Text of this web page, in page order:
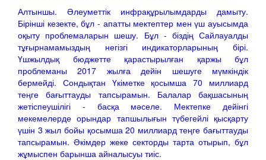
Алтыншы. Әлеуметтік инфрақұрылымдарды дамыту.
Бірінші кезекте, бұл - апатты мектептер мен үш ауысымда
оқыту проблемаларын шешу. Бұл - біздің Сайлауалды
тұғырнамамыздың негізгі индикаторларының бірі.
Үшжылдық бюджетте қарастырылған қаржы бұл
проблеманы 2017 жылға дейін шешуге мүмкіндік
бермейді. Сондықтан Үкіметке қосымша 70 миллиард
теңге бағыттауды тапсырамын. Балалар бақшасының
жетіспеушілігі - басқа мәселе. Мектепке дейінгі
мекемелерде орындар тапшылығын түбегейлі қысқарту
үшін 3 жыл бойы қосымша 20 миллиард теңге бағыттауды
тапсырамын. Әкімдер жеке секторды тарта отырып, бұл
жұмыспен барынша айналысуы тиіс.